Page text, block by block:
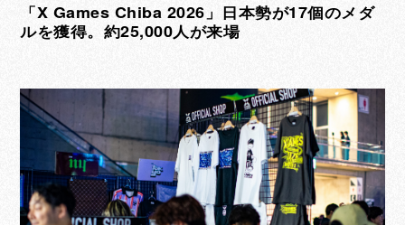
「X Games Chiba 2026」日本勢が17個のメダ
ルを獲得。約25,000人が来場